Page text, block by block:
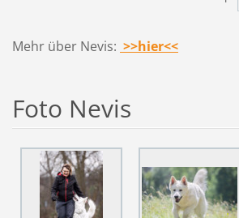
Mehr über Nevis: >>hier<<
Foto Nevis